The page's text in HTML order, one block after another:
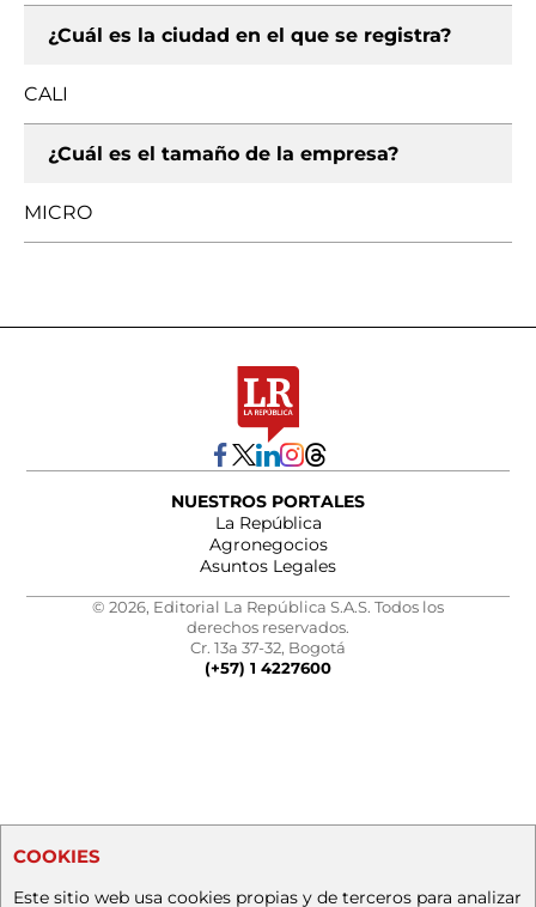
¿Cuál es la ciudad en el que se registra?
CALI
¿Cuál es el tamaño de la empresa?
MICRO
NUESTROS PORTALES
La República
Agronegocios
Asuntos Legales
© 2026, Editorial La República S.A.S. Todos los
derechos reservados.
Cr. 13a 37-32, Bogotá
(+57) 1 4227600
COOKIES
Este sitio web usa cookies propias y de terceros para analizar